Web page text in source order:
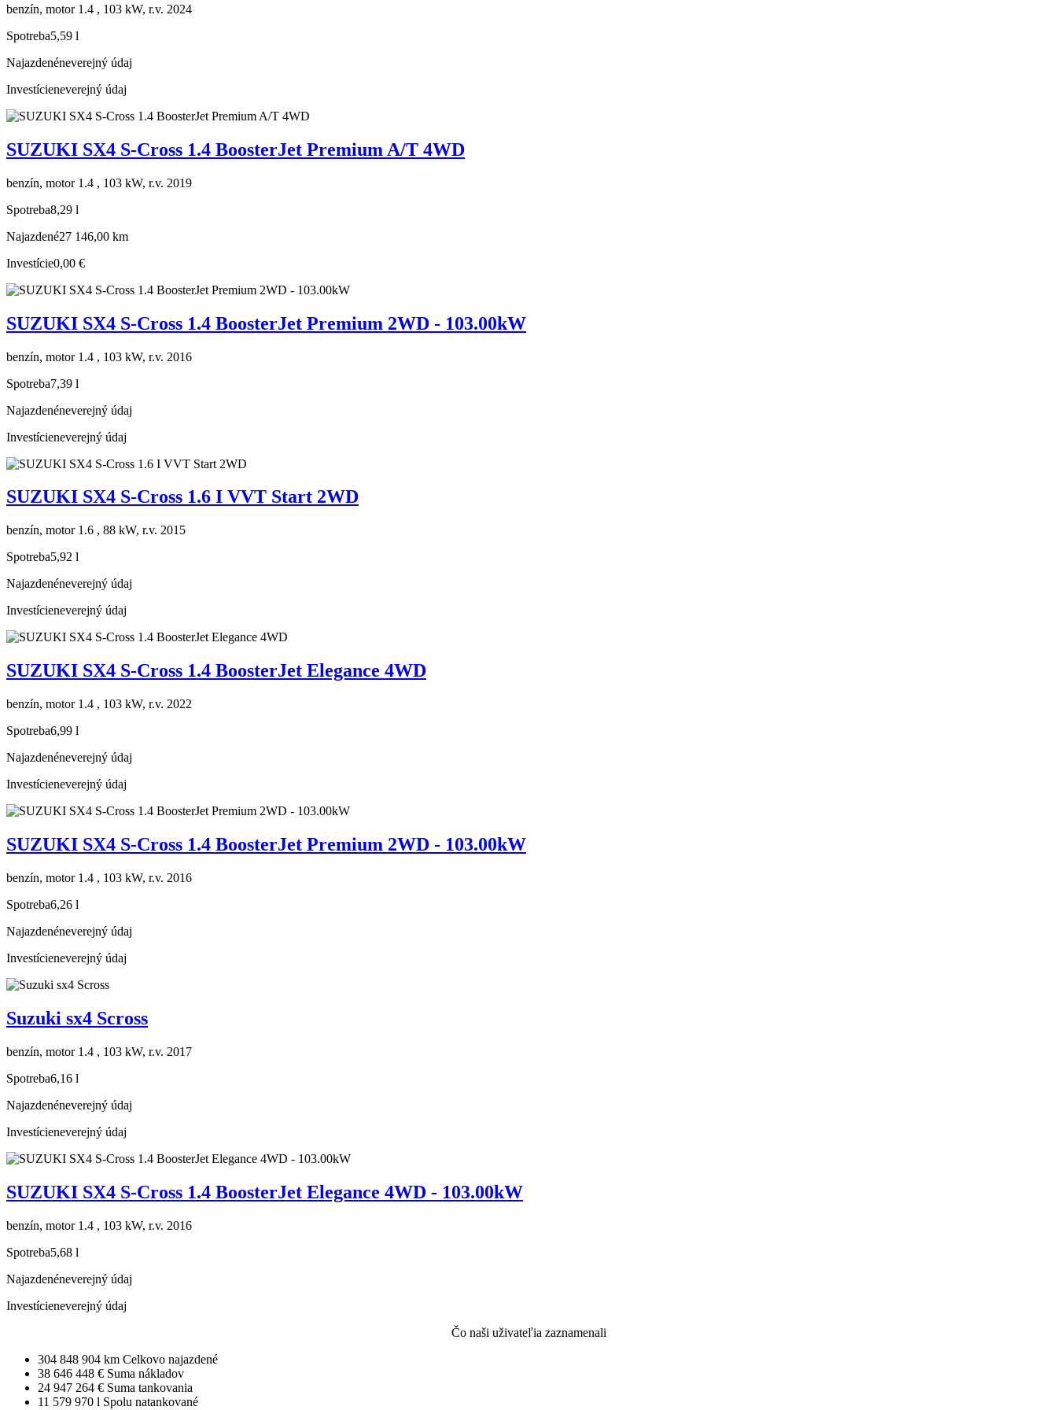
benzín, motor 1.4 , 103 kW, r.v. 2024
Spotreba5,59 l
Najazdenéneverejný údaj
Investícieneverejný údaj
SUZUKI SX4 S-Cross 1.4 BoosterJet Premium A/T 4WD
benzín, motor 1.4 , 103 kW, r.v. 2019
Spotreba8,29 l
Najazdené27 146,00 km
Investície0,00 €
SUZUKI SX4 S-Cross 1.4 BoosterJet Premium 2WD - 103.00kW
benzín, motor 1.4 , 103 kW, r.v. 2016
Spotreba7,39 l
Najazdenéneverejný údaj
Investícieneverejný údaj
SUZUKI SX4 S-Cross 1.6 I VVT Start 2WD
benzín, motor 1.6 , 88 kW, r.v. 2015
Spotreba5,92 l
Najazdenéneverejný údaj
Investícieneverejný údaj
SUZUKI SX4 S-Cross 1.4 BoosterJet Elegance 4WD
benzín, motor 1.4 , 103 kW, r.v. 2022
Spotreba6,99 l
Najazdenéneverejný údaj
Investícieneverejný údaj
SUZUKI SX4 S-Cross 1.4 BoosterJet Premium 2WD - 103.00kW
benzín, motor 1.4 , 103 kW, r.v. 2016
Spotreba6,26 l
Najazdenéneverejný údaj
Investícieneverejný údaj
Suzuki sx4 Scross
benzín, motor 1.4 , 103 kW, r.v. 2017
Spotreba6,16 l
Najazdenéneverejný údaj
Investícieneverejný údaj
SUZUKI SX4 S-Cross 1.4 BoosterJet Elegance 4WD - 103.00kW
benzín, motor 1.4 , 103 kW, r.v. 2016
Spotreba5,68 l
Najazdenéneverejný údaj
Investícieneverejný údaj
Čo naši uživateľia zaznamenali
304 848 904 km Celkovo najazdené
38 646 448 € Suma nákladov
24 947 264 € Suma tankovania
11 579 970 l Spolu natankované